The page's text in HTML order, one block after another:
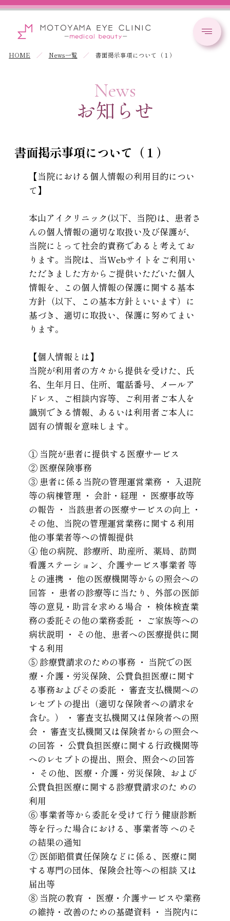
HOME News一覧 書面掲示事項について（１）
News
お知らせ
書面掲示事項について（１）
【当院における個人情報の利用目的につい
て】
本山アイクリニック(以下、当院)は、患者さ
んの個人情報の適切な取扱い及び保護が、
当院にとって社会的責務であると考えてお
ります。当院は、当Webサイトをご利用い
ただきました方からご提供いただいた個人
情報を、この個人情報の保護に関する基本
方針（以下、この基本方針といいます）に
基づき、適切に取扱い、保護に努めてまい
ります。
【個人情報とは】
当院が利用者の方々から提供を受けた、氏
名、生年月日、住所、電話番号、メールア
ドレス、ご相談内容等、ご利用者ご本人を
識別できる情報、あるいは利用者ご本人に
固有の情報を意味します。
① 当院が患者に提供する医療サービス
② 医療保険事務
③ 患者に係る当院の管理運営業務 ・ 入退院
等の病棟管理 ・ 会計・経理 ・ 医療事故等
の報告 ・ 当該患者の医療サービスの向上 ・
その他、当院の管理運営業務に関する利用
他の事業者等への情報提供
④ 他の病院、診療所、助産所、薬局、訪問
看護ステーション、介護サービス事業者 等
との連携 ・ 他の医療機関等からの照会への
回答 ・ 患者の診療等に当たり、外部の医師
等の意見・助言を求める場合 ・ 検体検査業
務の委託その他の業務委託 ・ ご家族等への
病状説明 ・ その他、患者への医療提供に関
する利用
⑤ 診療費請求のための事務 ・ 当院での医
療・介護・労災保険、公費負担医療に関す
る事務およびその委託 ・ 審査支払機関への
レセプトの提出（適切な保険者への請求を
含む。） ・ 審査支払機関又は保険者への照
会 ・ 審査支払機関又は保険者からの照会へ
の回答 ・ 公費負担医療に関する行政機関等
へのレセプトの提出、照会、照会への回答
・ その他、医療・介護・労災保険、および
公費負担医療に関する診療費請求のた めの
利用
⑥ 事業者等から委託を受けて行う健康診断
等を行った場合における、事業者等 へのそ
の結果の通知
⑦ 医師賠償責任保険などに係る、医療に関
する専門の団体、保険会社等への相談 又は
届出等
⑧ 当院の教育 ・ 医療・介護サービスや業務
の維持・改善のための基礎資料 ・ 当院内に